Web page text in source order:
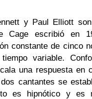
y Paul Elliott
Cage escribió en
constante de cinco
variable.
una respuesta en
cantantes se
es hipnótico y es